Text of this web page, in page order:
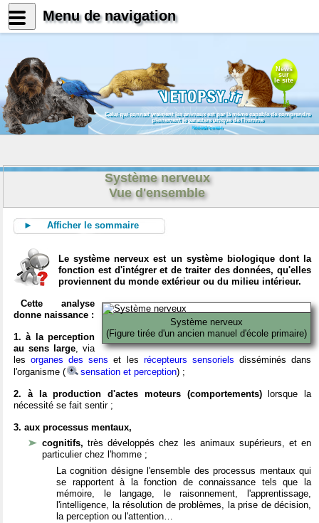
News
sur
le site
Celui qui connait vraiment les animaux est par là même capable de comprendre
pleinement le caractère unique de l'homme
Konrad Lorenz
Système nerveux
Vue d'ensemble
► Afficher le sommaire
Le système nerveux est un système biologique dont la
fonction est d'intégrer et de traiter des données, qu'elles
proviennent du monde extérieur ou du milieu intérieur.
Système nerveux
(Figure tirée d'un ancien manuel d'école primaire)
Cette analyse
donne naissance :
1. à la perception
au sens large, via
lesorganes des sens et les récepteurs sensoriels disséminés dans
l'organisme (
sensation et perception) ;
2. à la production d'actes moteurs (comportements)lorsque la
nécessité se fait sentir ;
3. aux processus mentaux,
cognitifs,très développés chez les animaux supérieurs, et en
particulier chez l'homme ;
La cognition désigne l'ensemble des processus mentaux qui
se rapportent à la fonction de connaissance tels que la
mémoire, le langage, le raisonnement, l'apprentissage,
l'intelligence, la résolution de problèmes, la prise de décision,
la perception ou l'attention…
Menu de navigation